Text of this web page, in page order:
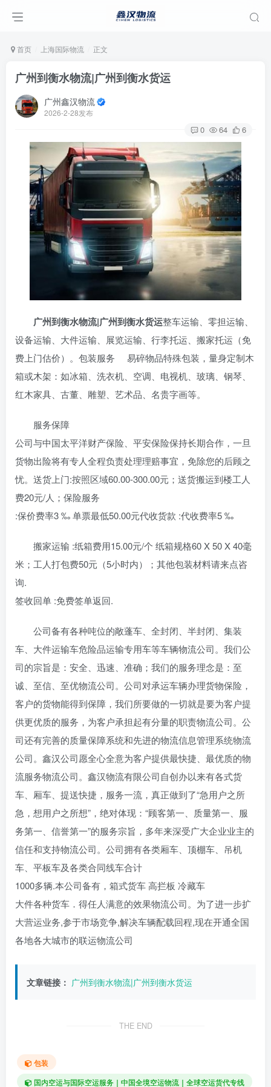
首页 上海国际物流 正文
广州到衡水物流|广州到衡水货运
广州鑫汉物流
2026-2-28发布
0 64 6
广州到衡水物流|广州到衡水货运整车运输、零担运输、
设备运输、大件运输、展览运输、行李托运、搬家托运（免
费上门估价）。包装服务 易碎物品特殊包装，量身定制木
箱或木架：如冰箱、洗衣机、空调、电视机、玻璃、钢琴、
红木家具、古董、雕塑、艺术品、名贵字画等。
服务保障
公司与中国太平洋财产保险、平安保险保持长期合作，一旦
货物出险将有专人全程负责处理理赔事宜，免除您的后顾之
忧。送货上门:按照区域60.00-300.00元；送货搬运到楼工人
费20元/人；保险服务
:保价费率3 ‰ 单票最低50.00元代收货款 :代收费率5 ‰
搬家运输 :纸箱费用15.00元/个 纸箱规格60 X 50 X 40毫
米；工人打包费50元（5小时内）；其他包装材料请来点咨
询.
签收回单 :免费签单返回.
公司备有各种吨位的敞蓬车、全封闭、半封闭、集装
车、大件运输车危险品运输专用车等车辆物流公司。我们公
司的宗旨是：安全、迅速、准确；我们的服务理念是：至
诚、至信、至优物流公司。公司对承运车辆办理货物保险，
客户的货物能得到保障，我们所要做的一切就是要为客户提
供更优质的服务，为客户承担起有分量的职责物流公司。公
司还有完善的质量保障系统和先进的物流信息管理系统物流
公司。鑫汉公司愿全心全意为客户提供最快捷、最优质的物
流服务物流公司。鑫汉物流有限公司自创办以来有各式货
车、厢车、提送快捷，服务一流，真正做到了“急用户之所
急，想用户之所想”，绝对体现：“顾客第一、质量第一、服
务第一、信誉第一”的服务宗旨，多年来深受广大企业业主的
信任和支持物流公司。公司拥有各类厢车、顶棚车、吊机
车、平板车及各类合同线车合计
1000多辆.本公司备有，箱式货车 高拦板 冷藏车
大件各种货车．得任人满意的效果物流公司。为了进一步扩
大营运业务,参于市场竞争,解决车辆配载回程,现在开通全国
各地各大城市的联运物流公司
文章链接： 广州到衡水物流|广州到衡水货运
THE END
包装
国内空运与国际空运服务｜中国全境空运物流｜全球空运货代专线